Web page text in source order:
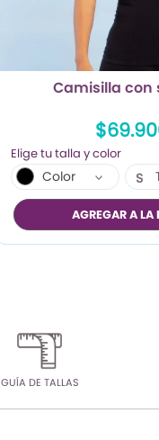
TRENDY PROMO
Camisilla con
Color
S
XL
AGREGAR A LA
GUÍA DE TALLAS